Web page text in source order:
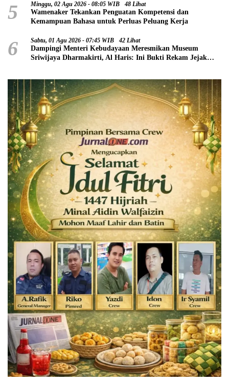
5 Minggu, 02 Agu 2026 - 08:05 WIB 48 Lihat
Wamenaker Tekankan Penguatan Kompetensi dan
Kemampuan Bahasa untuk Perluas Peluang Kerja
6 Sabtu, 01 Agu 2026 - 07:45 WIB 42 Lihat
Dampingi Menteri Kebudayaan Meresmikan Museum
Sriwijaya Dharmakirti, Al Haris: Ini Bukti Rekam Jejak